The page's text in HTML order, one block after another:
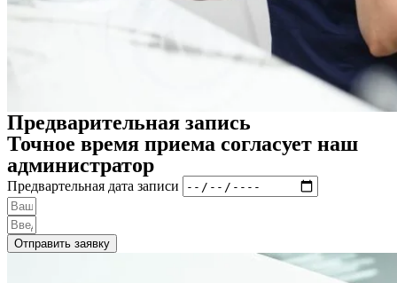
Предварительная запись
Точное время приема согласует наш
администратор
Предвартельная дата записи
Отправить заявку